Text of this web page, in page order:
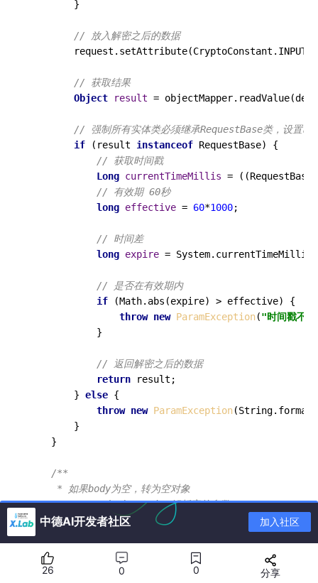
        }
// 放入解密之后的数据
// 获取结果
Object
result =
// 强制所有实体类必须继承RequestBase类，设置时
if (result instanceof RequestBase) {
// 获取时间戳
Long currentTimeMillis =
// 有效期 60秒
long effective = 60*1000;
// 时间差
long expire =
// 是否在有效期内
if (Math.abs(expire) > effective) {
throw new ParamException("时间戳不
            }
// 返回解密之后的数据
return result;
        }
else {
throw new ParamException(String.format(
        }
    }
/**
     * 如果body为空，转为空对象
     *
@param body spring解析完的参数
     *
@param inputMessage 输入参数
     *
     *
targetType 参数类型
     *
converterType 消息转换类型
中德AI开发者社区 加入社区
26 0
0 分享